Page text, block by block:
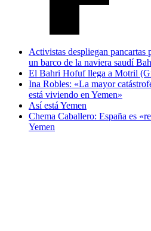
Activistas despliegan pancartas
un barco de la naviera saudí
El Bahri Hofuf llega a Motril
Ina Robles: «La mayor
está viviendo en Yemen»
Así está Yemen
Chema Caballero: España es
Yemen